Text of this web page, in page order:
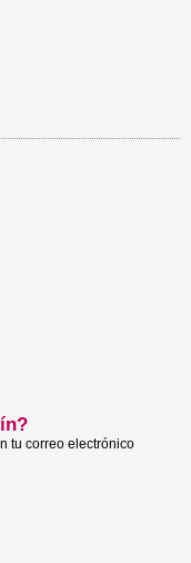
tu correo electrónico